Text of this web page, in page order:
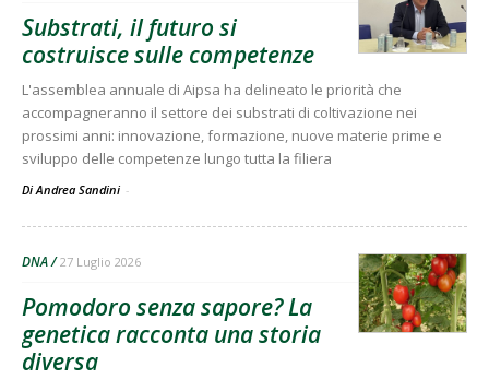
Substrati, il futuro si
costruisce sulle competenze
L'assemblea annuale di Aipsa ha delineato le priorità che
accompagneranno il settore dei substrati di coltivazione nei
prossimi anni: innovazione, formazione, nuove materie prime e
sviluppo delle competenze lungo tutta la filiera
Di Andrea Sandini -
DNA 27 Luglio 2026
Pomodoro senza sapore? La
genetica racconta una storia
diversa